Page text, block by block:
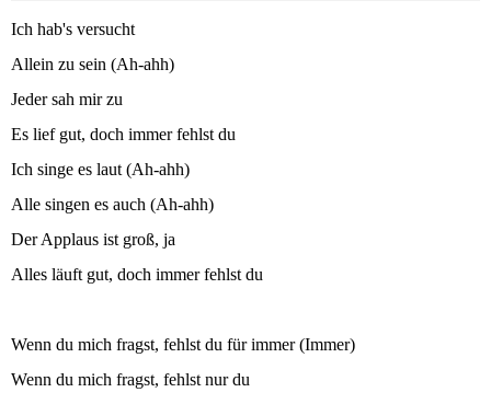
Ich hab's versucht
Allein zu sein (Ah-ahh)
Jeder sah mir zu
Es lief gut, doch immer fehlst du
Ich singe es laut (Ah-ahh)
Alle singen es auch (Ah-ahh)
Der Applaus ist groß, ja
Alles läuft gut, doch immer fehlst du
Wenn du mich fragst, fehlst du für immer (Immer)
Wenn du mich fragst, fehlst nur du